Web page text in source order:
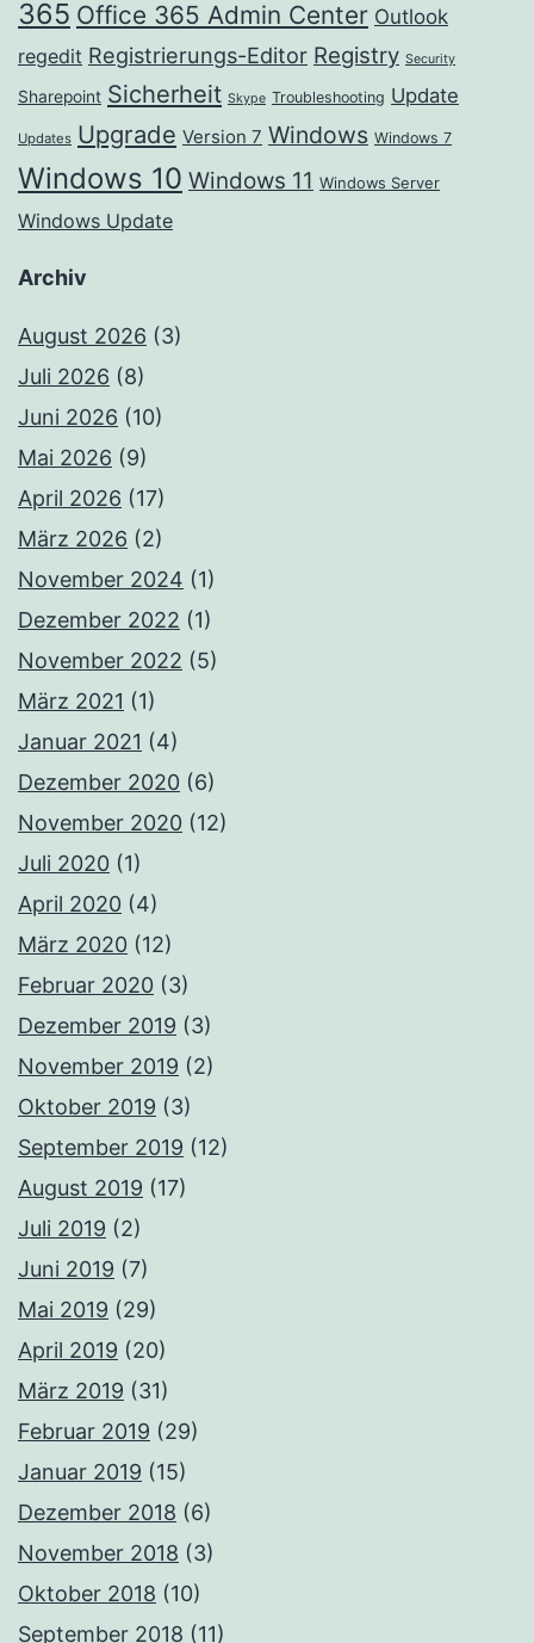
365 Office 365 Admin Center Outlook
regedit Registrierungs-Editor Registry Security
Sharepoint Sicherheit Skype Troubleshooting Update
Updates Upgrade Version 7 Windows Windows 7
Windows 10 Windows 11 Windows Server
Windows Update
Archiv
August 2026 (3)
Juli 2026 (8)
Juni 2026 (10)
Mai 2026 (9)
April 2026 (17)
März 2026 (2)
November 2024 (1)
Dezember 2022 (1)
November 2022 (5)
März 2021 (1)
Januar 2021 (4)
Dezember 2020 (6)
November 2020 (12)
Juli 2020 (1)
April 2020 (4)
März 2020 (12)
Februar 2020 (3)
Dezember 2019 (3)
November 2019 (2)
Oktober 2019 (3)
September 2019 (12)
August 2019 (17)
Juli 2019 (2)
Juni 2019 (7)
Mai 2019 (29)
April 2019 (20)
März 2019 (31)
Februar 2019 (29)
Januar 2019 (15)
Dezember 2018 (6)
November 2018 (3)
Oktober 2018 (10)
September 2018 (11)